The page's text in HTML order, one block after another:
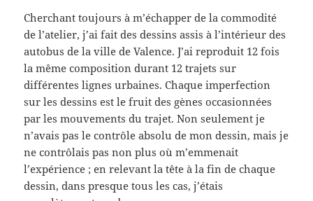
Cherchant toujours à m’échapper de la commodité
de l’atelier, j’ai fait des dessins assis à l’intérieur des
autobus de la ville de Valence. J’ai reproduit 12 fois
la même composition durant 12 trajets sur
différentes lignes urbaines. Chaque imperfection
sur les dessins est le fruit des gènes occasionnées
par les mouvements du trajet. Non seulement je
n’avais pas le contrôle absolu de mon dessin, mais je
ne contrôlais pas non plus où m’emmenait
l’expérience ; en relevant la tête à la fin de chaque
dessin, dans presque tous les cas, j’étais